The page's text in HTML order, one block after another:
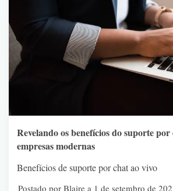
Revelando os benefícios do suporte
empresas modernas
Benefícios de suporte por chat ao vivo
Postado por Blaire a 1 de setembro de